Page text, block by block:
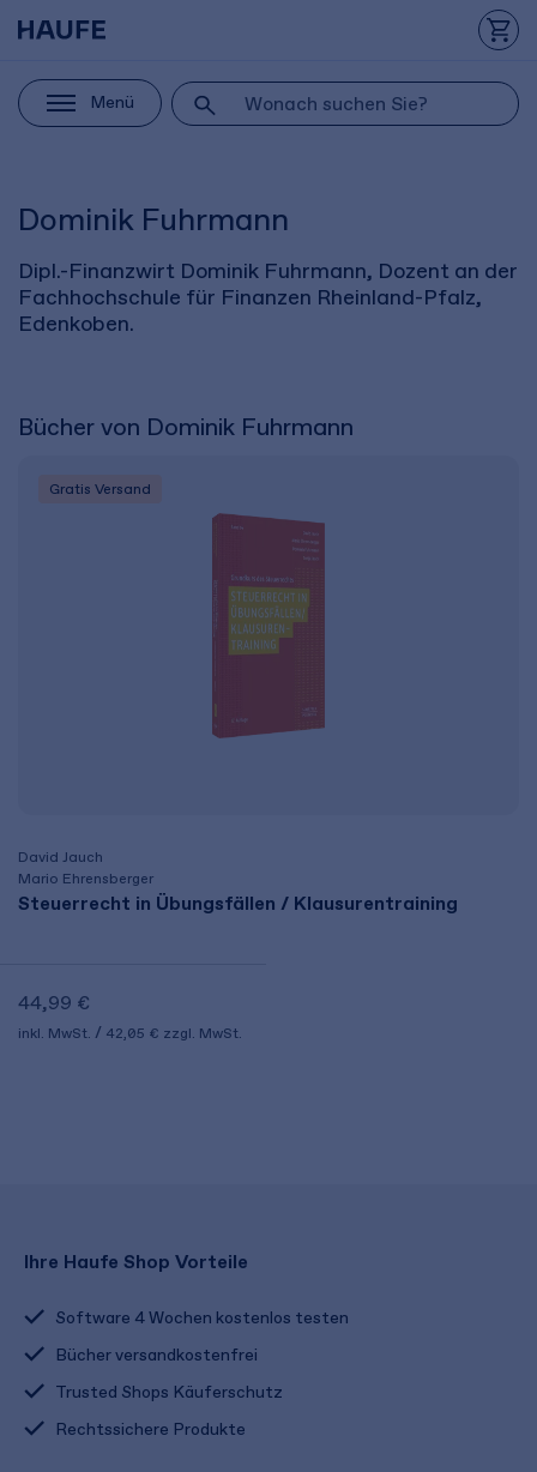
Menü
Dominik Fuhrmann
Dipl.-Finanzwirt Dominik Fuhrmann, Dozent an der
Fachhochschule für Finanzen Rheinland-Pfalz,
Edenkoben.
Bücher von Dominik Fuhrmann
Gratis Versand
David Jauch
Mario Ehrensberger
Steuerrecht in Übungsfällen / Klausurentraining
44,99 €
inkl. MwSt. 42,05 € zzgl. MwSt.
Ihre Haufe Shop Vorteile
Software 4 Wochen kostenlos testen
Bücher versandkostenfrei
Trusted Shops Käuferschutz
Rechtssichere Produkte